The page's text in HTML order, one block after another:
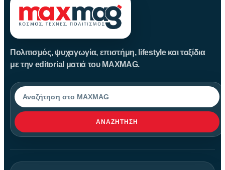
Πολιτισμός, ψυχαγωγία, επιστήμη, lifestyle και ταξίδια
με την editorial ματιά του MAXMAG.
Αναζήτηση
ΑΝΑΖΉΤΗΣΗ